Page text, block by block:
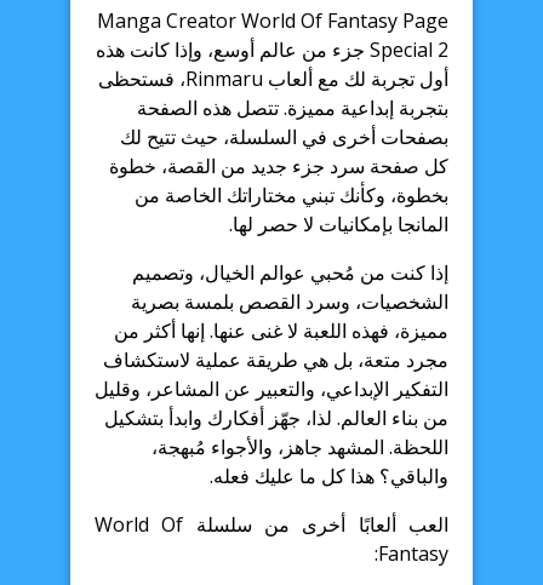
Manga Creator World Of Fantasy Page
Special 2 جزء من عالم أوسع، وإذا كانت هذه
أول تجربة لك مع ألعاب Rinmaru، فستحظى
بتجربة إبداعية مميزة. تتصل هذه الصفحة
بصفحات أخرى في السلسلة، حيث تتيح لك
كل صفحة سرد جزء جديد من القصة، خطوة
بخطوة، وكأنك تبني مختاراتك الخاصة من
المانجا بإمكانيات لا حصر لها.
إذا كنت من مُحبي عوالم الخيال، وتصميم
الشخصيات، وسرد القصص بلمسة بصرية
مميزة، فهذه اللعبة لا غنى عنها. إنها أكثر من
مجرد متعة، بل هي طريقة عملية لاستكشاف
التفكير الإبداعي، والتعبير عن المشاعر، وقليل
من بناء العالم. لذا، جهّز أفكارك وابدأ بتشكيل
اللحظة. المشهد جاهز، والأجواء مُبهجة،
والباقي؟ هذا كل ما عليك فعله.
العب ألعابًا أخرى من سلسلة World Of
Fantasy: